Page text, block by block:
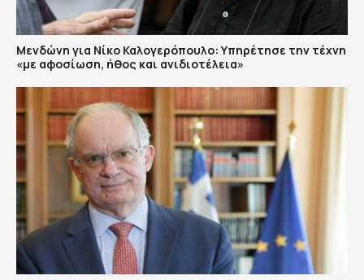
Μενδώνη για Νίκο Καλογερόπουλο: Υπηρέτησε την τέχνη
«με αφοσίωση, ήθος και ανιδιοτέλεια»